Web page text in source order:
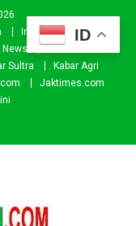
Investor
Donasi
News
Kabar.id
Sultra
Kabar Agri
Jaktimes.com
ID